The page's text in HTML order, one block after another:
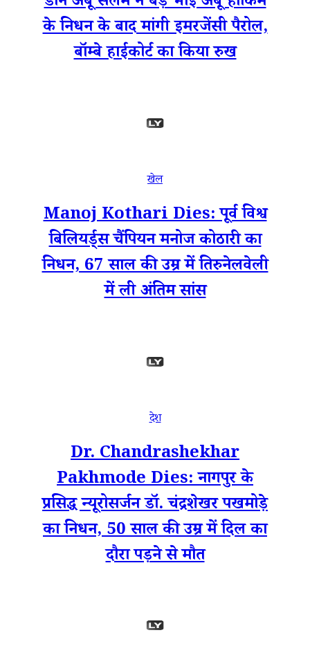
के निधन के बाद मांगी इमरजेंसी पैरोल,
बॉम्बे हाईकोर्ट का किया रुख
खेल
Manoj Kothari Dies: पूर्व विश्व
बिलियर्ड्स चैंपियन मनोज कोठारी का
निधन, 67 साल की उम्र में तिरुनेलवेली
में ली अंतिम सांस
देश
Dr. Chandrashekhar
Pakhmode Dies: नागपुर के
प्रसिद्ध न्यूरोसर्जन डॉ. चंद्रशेखर पखमोड़े
का निधन, 50 साल की उम्र में दिल का
दौरा पड़ने से मौत